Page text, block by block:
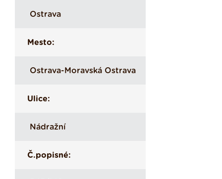
Ostrava
Mesto:
Ostrava-Moravská Ostrava
Ulice:
Nádražní
Č.popisné: